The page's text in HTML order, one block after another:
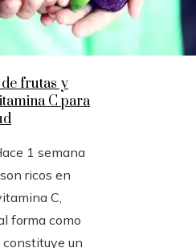
frutas y
C para
1 semana
ricos en
C,
forma como
constituye un